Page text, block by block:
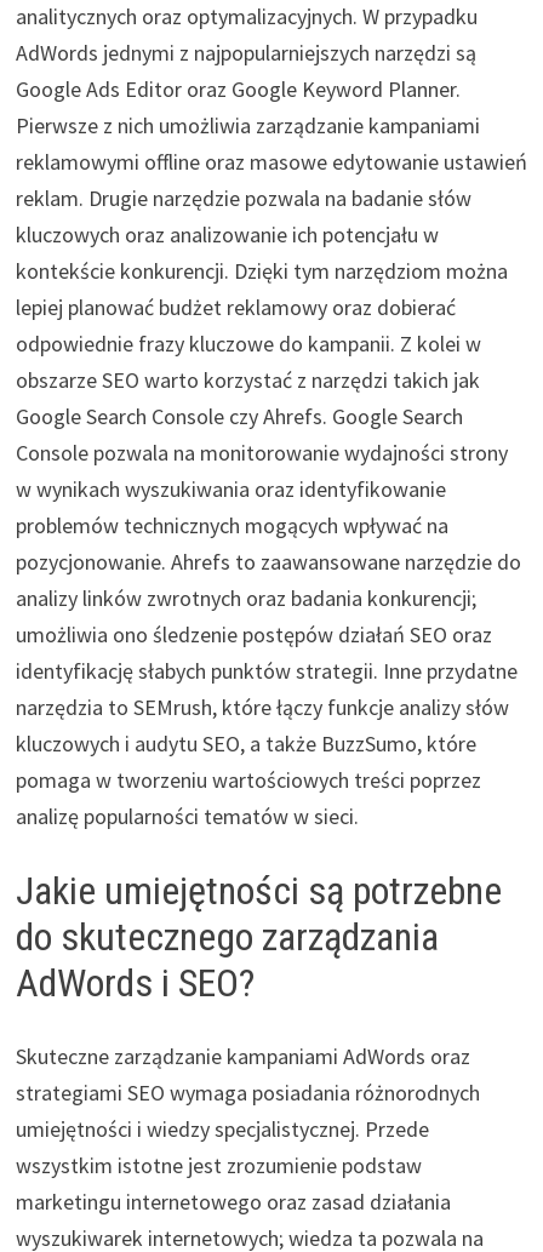
analitycznych oraz optymalizacyjnych. W przypadku
AdWords jednymi z najpopularniejszych narzędzi są
Google Ads Editor oraz Google Keyword Planner.
Pierwsze z nich umożliwia zarządzanie kampaniami
reklamowymi offline oraz masowe edytowanie ustawień
reklam. Drugie narzędzie pozwala na badanie słów
kluczowych oraz analizowanie ich potencjału w
kontekście konkurencji. Dzięki tym narzędziom można
lepiej planować budżet reklamowy oraz dobierać
odpowiednie frazy kluczowe do kampanii. Z kolei w
obszarze SEO warto korzystać z narzędzi takich jak
Google Search Console czy Ahrefs. Google Search
Console pozwala na monitorowanie wydajności strony
w wynikach wyszukiwania oraz identyfikowanie
problemów technicznych mogących wpływać na
pozycjonowanie. Ahrefs to zaawansowane narzędzie do
analizy linków zwrotnych oraz badania konkurencji;
umożliwia ono śledzenie postępów działań SEO oraz
identyfikację słabych punktów strategii. Inne przydatne
narzędzia to SEMrush, które łączy funkcje analizy słów
kluczowych i audytu SEO, a także BuzzSumo, które
pomaga w tworzeniu wartościowych treści poprzez
analizę popularności tematów w sieci.
Jakie umiejętności są potrzebne
do skutecznego zarządzania
AdWords i SEO?
Skuteczne zarządzanie kampaniami AdWords oraz
strategiami SEO wymaga posiadania różnorodnych
umiejętności i wiedzy specjalistycznej. Przede
wszystkim istotne jest zrozumienie podstaw
marketingu internetowego oraz zasad działania
wyszukiwarek internetowych; wiedza ta pozwala na